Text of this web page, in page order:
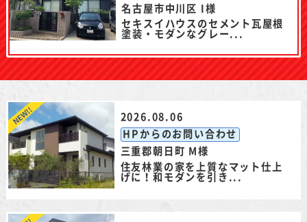
名古屋市中川区 I様
セキスイハウスのセメント瓦屋根
塗装・モダンなグレー...
2026.08.06
HPからのお問い合わせ
三重郡朝日町 M様
住友林業の家を上質なマット仕上
げに！和モダンを引き...